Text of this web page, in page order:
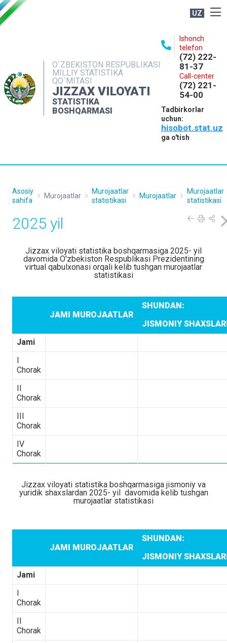
UZ
O`ZBEKISTON RESPUBLIKASI
MILLIY STATISTIKA
QO`MITASI
JIZZAX VILOYATI
STATISTIKA
BOSHQARMASI
Ishonch
telefon
(72) 222-
81-37
Call-center
(72) 221-
54-00
Tadbirkorlar
uchun:
hisobot.stat.uz
ga o'tish
NASHRLAR
INTERAKTIV XIZMATLAR
MATBUOT XIZMATI
Asosiy
sahifa
Murojaatlar
Murojaatlar
statistikasi
Murojaatlar
Murojaatlar
statistikasi
2025 yil
Jizzax viloyati statistika boshqarmasiga 2025- yil
davomida O'zbekiston Respublikasi Prezidentining
virtual qabulxonasi orqali kelib tushgan murojaatlar
statistikasi
JAMI MUROJAATLAR
SHUNDAN:
JISMONIY
Jami
I
Chorak
II
Chorak
III
Chorak
IV
Chorak
Jizzax viloyati statistika boshqarmasiga jismoniy va
yuridik shaxslardan 2025- yil davomida kelib tushgan
murojaatlar statistikasi
JAMI MUROJAATLAR
SHUNDAN:
JISMONIY
Jami
I
Chorak
II
Chorak